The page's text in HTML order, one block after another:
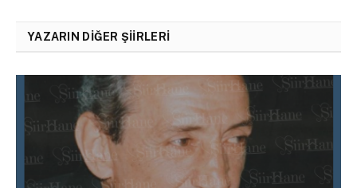
YAZARIN DIĞER ŞIIRLERI